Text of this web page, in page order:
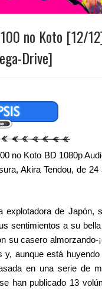
no Koto [12/
Drive]
no Koto BD 1080p
Akira Tendou, de
de Japón,
sentimientos a su
su casero almorzando-
y, aunque está
en una serie de
han publicado 13